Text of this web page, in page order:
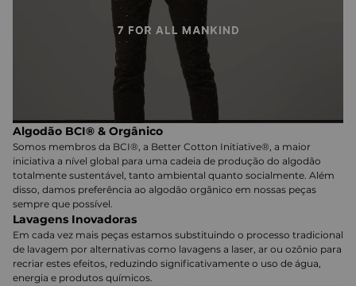
Algodão BCI® & Orgânico
Somos membros da BCI®, a Better Cotton Initiative®, a maior
iniciativa a nível global para uma cadeia de produção do algodão
totalmente sustentável, tanto ambiental quanto socialmente. Além
disso, damos preferência ao algodão orgânico em nossas peças
sempre que possível.
Lavagens Inovadoras
Em cada vez mais peças estamos substituindo o processo tradicional
de lavagem por alternativas como lavagens a laser, ar ou ozônio para
recriar estes efeitos, reduzindo significativamente o uso de água,
energia e produtos químicos.